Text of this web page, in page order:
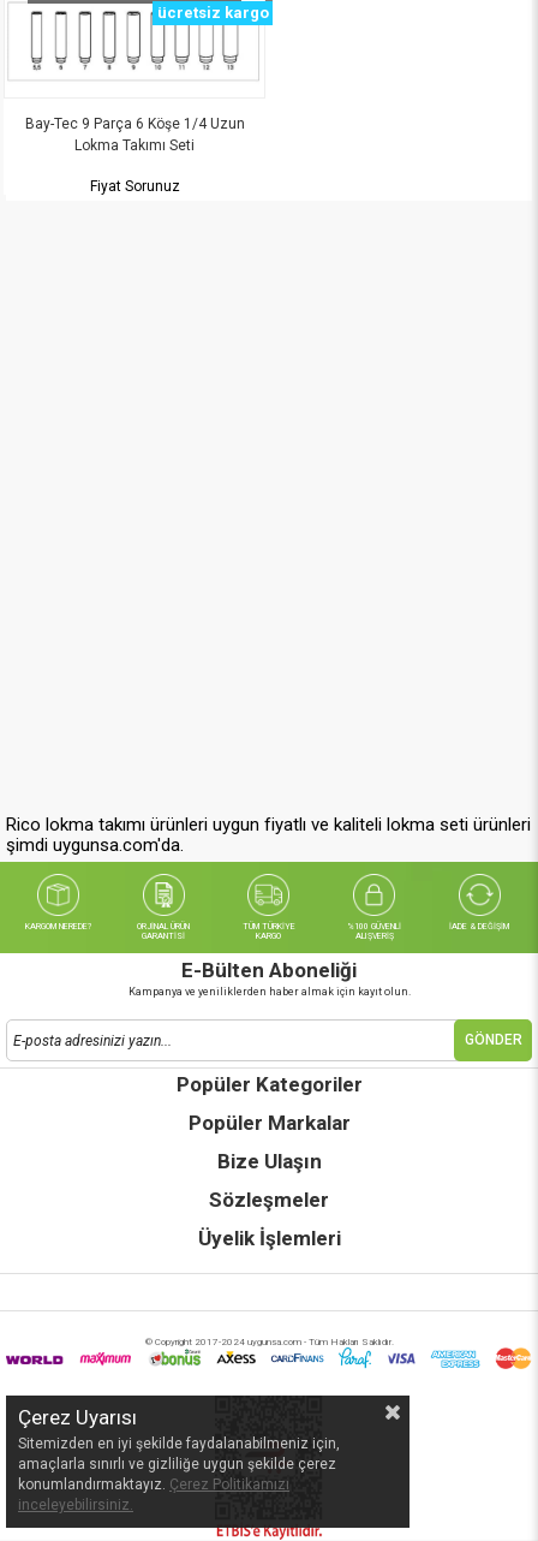
Bay-Tec 9 Parça 6 Köşe 1/4 Uzun
Lokma Takımı Seti
ücretsiz kargo
Fiyat Sorunuz
Rico lokma takımı ürünleri uygun fiyatlı ve kaliteli lokma seti ürünleri
şimdi uygunsa.com'da.
KARGOM NEREDE?
ORJİNAL ÜRÜN
GARANTİSİ
TÜM TÜRKİYE
KARGO
%100 GÜVENLİ
ALIŞVERİŞ
İADE & DEĞİŞİM
E-Bülten Aboneliği
Kampanya ve yeniliklerden haber almak için kayıt olun.
GÖNDER
Popüler Kategoriler
Popüler Markalar
Bize Ulaşın
Sözleşmeler
Üyelik İşlemleri
© Copyright 2017-2024 uygunsa.com - Tüm Hakları Saklıdır.
Çerez Uyarısı
Sitemizden en iyi şekilde faydalanabilmeniz için,
amaçlarla sınırlı ve gizliliğe uygun şekilde çerez
konumlandırmaktayız. Çerez Politikamızı
inceleyebilirsiniz.